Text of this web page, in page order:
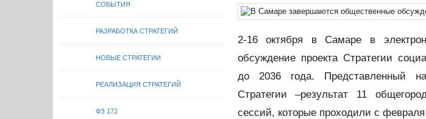
СОБЫТИЯ
РАЗРАБОТКА СТРАТЕГИЙ
НОВЫЕ СТРАТЕГИИ
РЕАЛИЗАЦИЯ СТРАТЕГИЙ
ФЗ 172
2-16 октября в Самаре в
обсуждение проекта Стратегии
до 2036 года. Представленный
Стратегии –результат 11
сессий, которые проходили с